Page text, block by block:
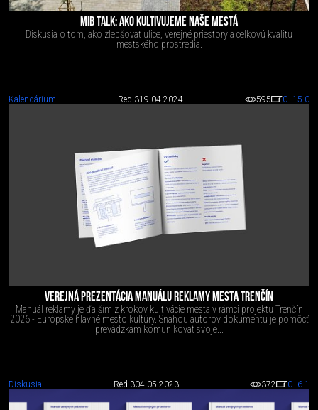
MIB TALK: AKO KULTIVUJEME NAŠE MESTÁ
Diskusia o tom, ako zlepšovať ulice, verejné priestory a celkovú kvalitu
mestského prostredia.
Kalendárium Red 319.04.2024 595 0+15-0
VEREJNÁ PREZENTÁCIA MANUÁLU REKLAMY MESTA TRENČÍN
Manuál reklamy je ďalším z krokov kultivácie mesta v rámci projektu Trenčín
2026 - Európske hlavné mesto kultúry. Snahou autorov dokumentu je pomôcť
prevádzkam komunikovať svoje...
Diskusia Red 304.05.2023 372 0+6-1